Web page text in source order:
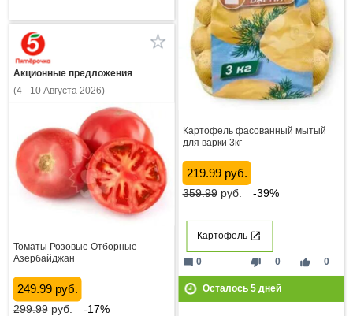
Картофель фасованный мытый
для варки 3кг
219.99 руб.
359.99руб. -39%
Картофель
thumb_down 0 thumb_up 0
mode_comment 0
Осталось 5дней
Акционные предложения
(4 - 10 Августа 2026)
Томаты Розовые Отборные
Азербайджан
249.99 руб.
299.99руб. -17%